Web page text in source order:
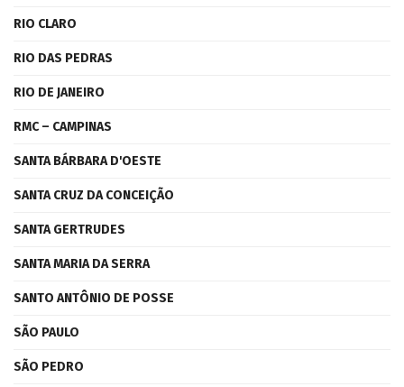
RIO CLARO
RIO DAS PEDRAS
RIO DE JANEIRO
RMC – CAMPINAS
SANTA BÁRBARA D'OESTE
SANTA CRUZ DA CONCEIÇÃO
SANTA GERTRUDES
SANTA MARIA DA SERRA
SANTO ANTÔNIO DE POSSE
SÃO PAULO
SÃO PEDRO